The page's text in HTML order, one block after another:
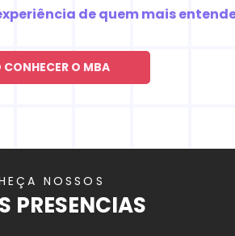
de quem mais
CONHECER O MBA
NOSSOS
PRESENCIAS